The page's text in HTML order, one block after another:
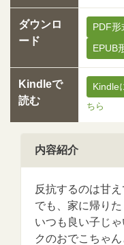
ダウンロ
ード
PDF形
EPUB
Kindleで
読む
Kindle
ちら
内容紹介
反抗するのは甘
でも、家に帰りた
いつも良い子じ
クのおでこちゃ